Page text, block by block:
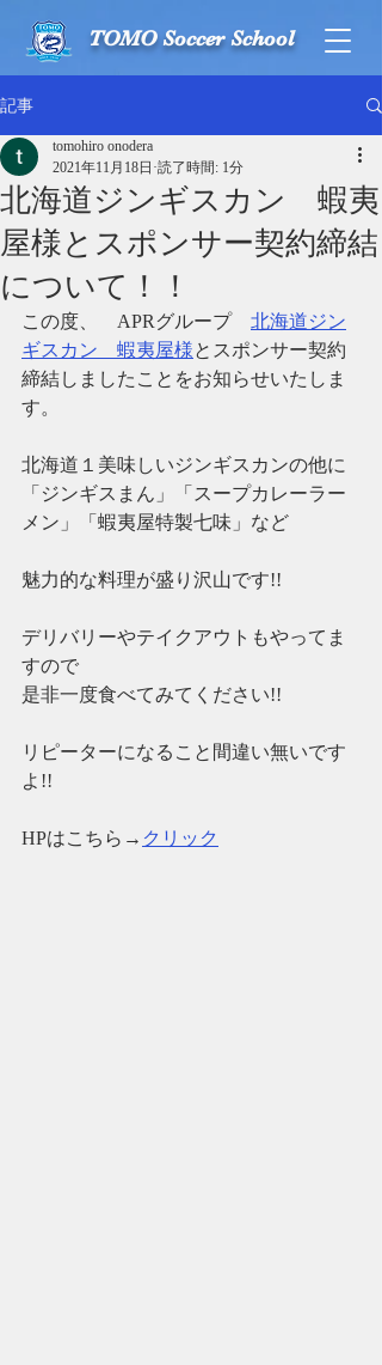
TOMO Soccer School
記事
​北海道ジンギスカン 蝦夷
屋様とスポンサー契約締結
について！！
tomohiro onodera
2021年11月18日 読了時間: 1分
この度、　APRグループ 北海道ジン
ギスカン　蝦夷屋様とスポンサー契約
締結しましたことをお知らせいたしま
す。
北海道１美味しいジンギスカンの他に
「ジンギスまん」「スープカレーラー
メン」「蝦夷屋特製七味」など
魅力的な料理が盛り沢山です!!
デリバリーやテイクアウトもやってま
すので
是非一度食べてみてください!!
リピーターになること間違い無いです
よ!!
​​HPはこちら→ クリック